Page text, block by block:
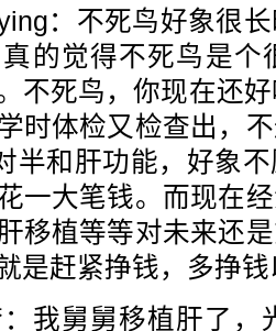
：不死鸟好象很长
的觉得不死鸟是个
不死鸟，你现在还
时体检又检查出，
半和肝功能，好象
一大笔钱。而现在
移植等等对未来还
是赶紧挣钱，多挣
舅舅移植肝了，